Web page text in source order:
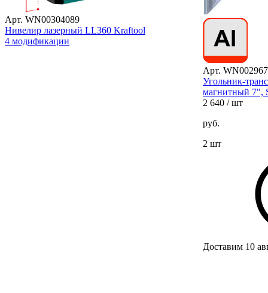
Арт. WN00304089
Нивелир лазерный LL360 Kraftool
4 модификации
Арт.
Угольник-
магнитный 7",
2 640 / шт
руб.
2 шт
Доставим 10